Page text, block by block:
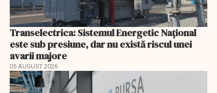
Transelectrica: Sistemul Energetic Național
este sub presiune, dar nu există riscul unei
avarii majore
05 AUGUST 2026